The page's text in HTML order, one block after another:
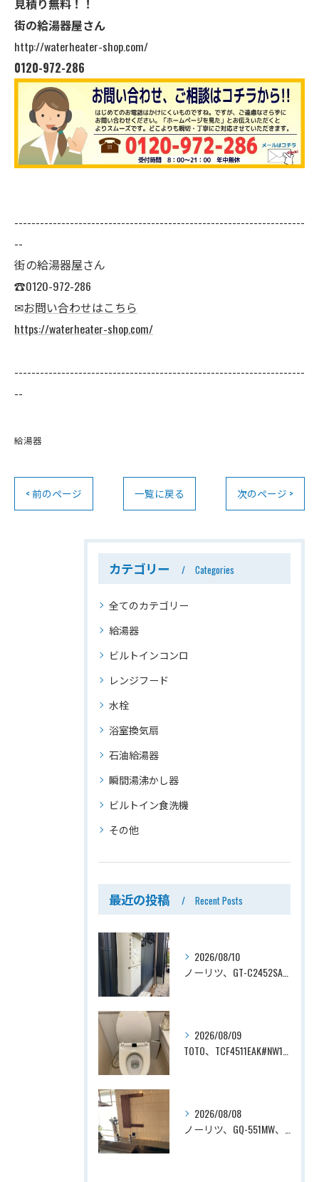
街の給湯器屋さん
http://waterheater-shop.com/
0120-972-286
--------------------------------------------------------------------
--
街の給湯器屋さん
☎0120-972-286
✉お問い合わせはこちら
https://waterheater-shop.com/
--------------------------------------------------------------------
--
給湯器
< 前のページ 一覧に戻る 次のページ >
カテゴリー Categories
全てのカテゴリー
給湯器
ビルトインコンロ
レンジフード
水栓
浴室換気扇
石油給湯器
瞬間湯沸かし器
ビルトイン食洗機
その他
最近の投稿 Recent Posts
2026/08/10
2026/08/09
2026/08/08